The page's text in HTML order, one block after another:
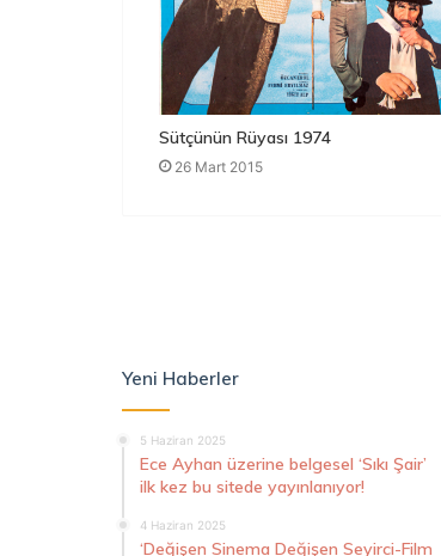
Sütçünün Rüyası 1974
26 Mart 2015
Yeni Haberler
5 Haziran 2025
Ece Ayhan üzerine belgesel ‘Sıkı Şair’
ilk kez bu sitede yayınlanıyor!
4 Haziran 2025
‘Değişen Sinema Değişen Seyirci-Film